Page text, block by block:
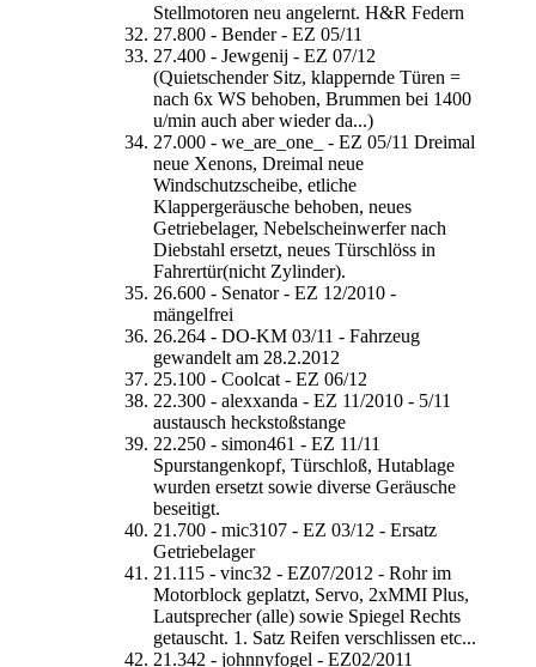
Stellmotoren neu angelernt. H&R Federn
27.800 - Bender - EZ 05/11
27.400 - Jewgenij - EZ 07/12
(Quietschender Sitz, klappernde Türen =
nach 6x WS behoben, Brummen bei 1400
u/min auch aber wieder da...)
27.000 - we_are_one_ - EZ 05/11 Dreimal
neue Xenons, Dreimal neue
Windschutzscheibe, etliche
Klappergeräusche behoben, neues
Getriebelager, Nebelscheinwerfer nach
Diebstahl ersetzt, neues Türschlöss in
Fahrertür(nicht Zylinder).
26.600 - Senator - EZ 12/2010 -
mängelfrei
26.264 - DO-KM 03/11 - Fahrzeug
gewandelt am 28.2.2012
25.100 - Coolcat - EZ 06/12
22.300 - alexxanda - EZ 11/2010 - 5/11
austausch heckstoßstange
22.250 - simon461 - EZ 11/11
Spurstangenkopf, Türschloß, Hutablage
wurden ersetzt sowie diverse Geräusche
beseitigt.
21.700 - mic3107 - EZ 03/12 - Ersatz
Getriebelager
21.115 - vinc32 - EZ07/2012 - Rohr im
Motorblock geplatzt, Servo, 2xMMI Plus,
Lautsprecher (alle) sowie Spiegel Rechts
getauscht. 1. Satz Reifen verschlissen etc...
21.342 - johnnyfogel - EZ02/2011